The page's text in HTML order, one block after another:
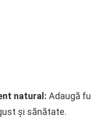
natural: Adaugă
și sănătate.